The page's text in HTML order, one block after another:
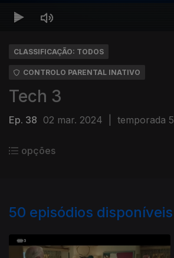
CLASSIFICAÇÃO: TODOS
CONTROLO PARENTAL INATIVO
Tech 3
Ep. 38 02 mar. 2024 temporada 5
opções
50 episódios disponíveis